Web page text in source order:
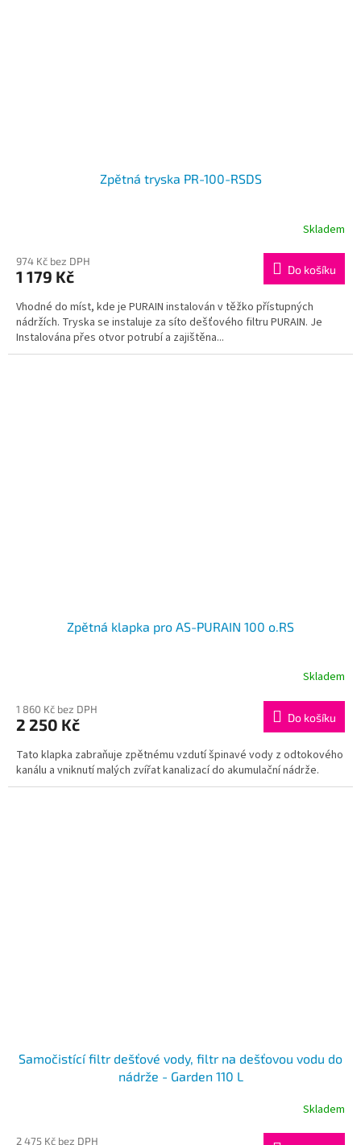
Zpětná tryska PR-100-RSDS
Skladem
974 Kč bez DPH
1 179 Kč Do košíku
Vhodné do míst, kde je PURAIN instalován v těžko přístupných
nádržích. Tryska se instaluje za síto dešťového filtru PURAIN. Je
Instalována přes otvor potrubí a zajištěna...
Zpětná klapka pro AS-PURAIN 100 o.RS
Skladem
1 860 Kč bez DPH
2 250 Kč Do košíku
Tato klapka zabraňuje zpětnému vzdutí špinavé vody z odtokového
kanálu a vniknutí malých zvířat kanalizací do akumulační nádrže.
Samočistící filtr dešťové vody, filtr na dešťovou vodu do
nádrže - Garden 110 L
Skladem
2 475 Kč bez DPH